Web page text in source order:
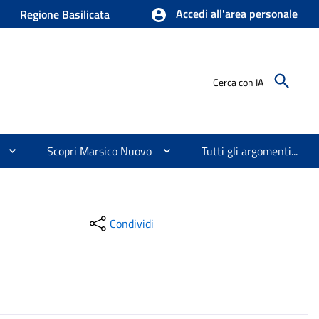
Regione Basilicata Accedi all'area personale
Cerca con IA
Scopri Marsico Nuovo Tutti gli argomenti...
Condividi